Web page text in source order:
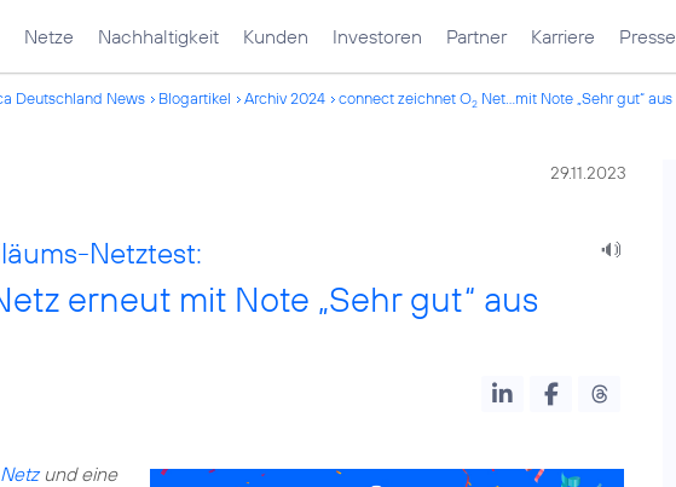
Netze Nachhaltigkeit Kunden Investoren Partner Karriere Presse
Deutschland News Blogartikel Archiv 2024 connect zeichnet O2 Net...mit Note „Sehr gut“ aus
29.11.2023
Netztest:
erneut mit Note „Sehr gut“ aus
und eine